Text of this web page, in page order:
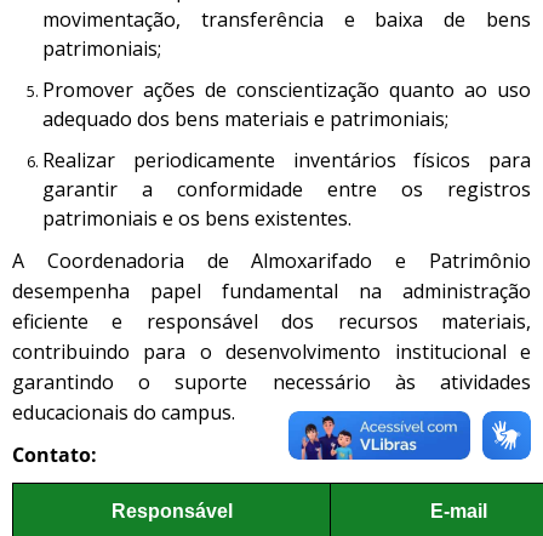
movimentação, transferência e baixa de bens
patrimoniais;
Promover ações de conscientização quanto ao uso
adequado dos bens materiais e patrimoniais;
Realizar periodicamente inventários físicos para
garantir a conformidade entre os registros
patrimoniais e os bens existentes.
A Coordenadoria de Almoxarifado e Patrimônio
desempenha papel fundamental na administração
eficiente e responsável dos recursos materiais,
contribuindo para o desenvolvimento institucional e
garantindo o suporte necessário às atividades
educacionais do campus.
Contato:
Responsável E-mail